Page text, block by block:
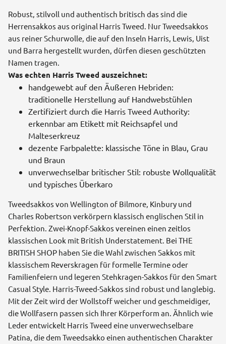
Robust, stilvoll und authentisch britisch das sind die
Herrensakkos aus original Harris Tweed. Nur Tweedsakkos
aus reiner Schurwolle, die auf den Inseln Harris, Lewis, Uist
und Barra hergestellt wurden, dürfen diesen geschützten
Namen tragen.
Was echten Harris Tweed auszeichnet:
handgewebt auf den Äußeren Hebriden:
traditionelle Herstellung auf Handwebstühlen
Zertifiziert durch die Harris Tweed Authority:
erkennbar am Etikett mit Reichsapfel und
Malteserkreuz
dezente Farbpalette: klassische Töne in Blau, Grau
und Braun
unverwechselbar britischer Stil: robuste Wollqualität
und typisches Überkaro
Tweedsakkos von Wellington of Bilmore, Kinbury und
Charles Robertson verkörpern klassisch englischen Stil in
Perfektion. Zwei-Knopf-Sakkos vereinen einen zeitlos
klassischen Look mit British Understatement. Bei THE
BRITISH SHOP haben Sie die Wahl zwischen Sakkos mit
klassischem Reverskragen für formelle Termine oder
Familienfeiern und legeren Stehkragen-Sakkos für den Smart
Casual Style. Harris-Tweed-Sakkos sind robust und langlebig.
Mit der Zeit wird der Wollstoff weicher und geschmeidiger,
die Wollfasern passen sich Ihrer Körperform an. Ähnlich wie
Leder entwickelt Harris Tweed eine unverwechselbare
Patina, die dem Tweedsakko einen authentischen Charakter